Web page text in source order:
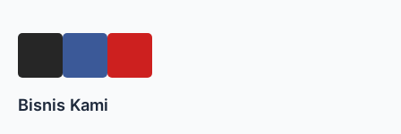
t
e
Bisnis Kami